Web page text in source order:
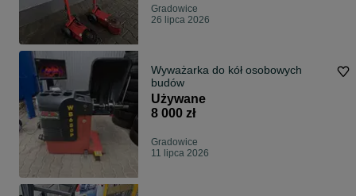
Gradowice
26 lipca 2026
Wyważarka do kół osobowych
budów
Używane
8 000 zł
Gradowice
11 lipca 2026